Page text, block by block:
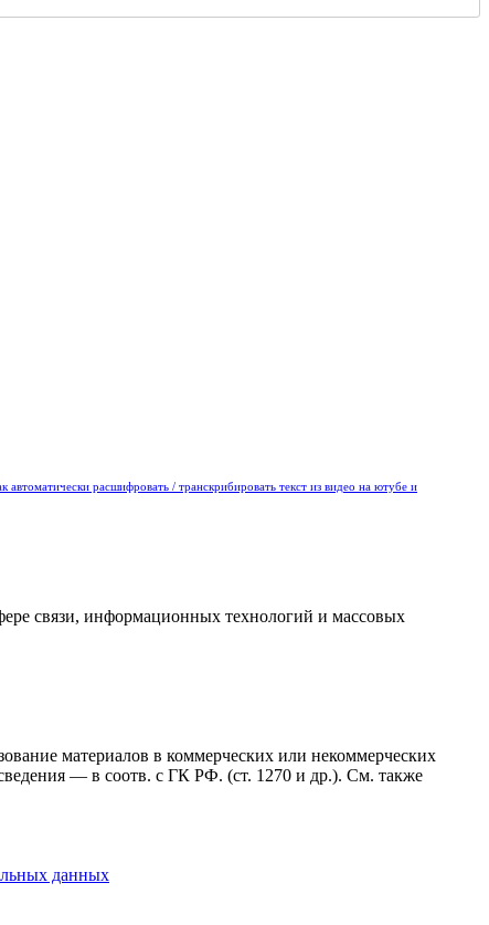
автоматически расшифровать / транскрибировать текст из видео на ютубе и
связи, информационных технологий и массовых
материалов в коммерческих или некоммерческих
— в соотв. с ГК РФ. (ст. 1270 и др.). См. также
данных